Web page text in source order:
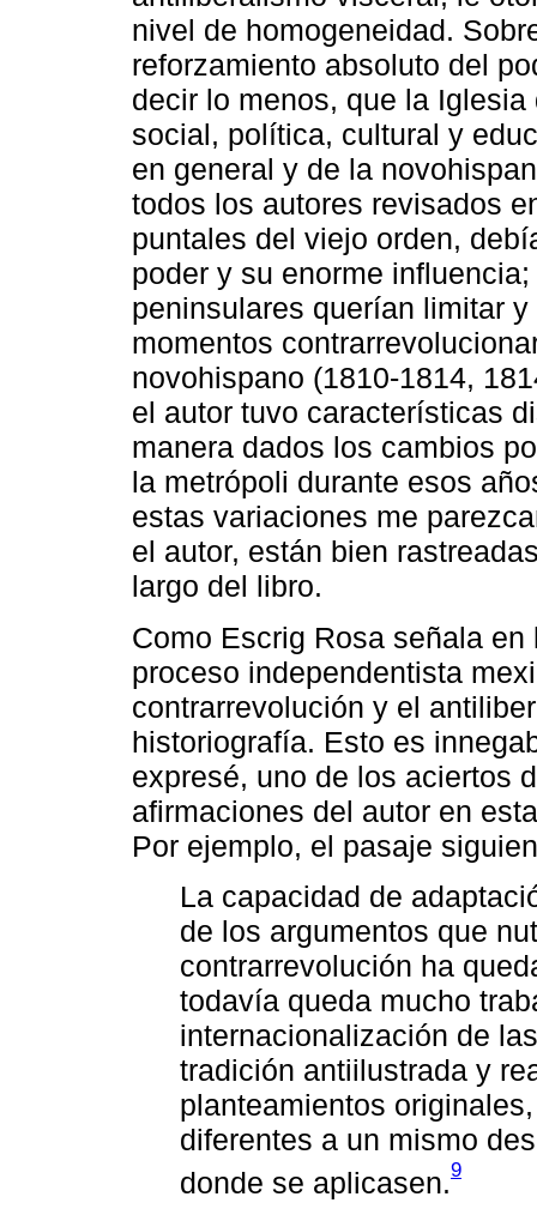
nivel de homogeneidad.
reforzamiento absoluto del
decir lo menos, que la
social, política, cultural y
en general y de la
todos los autores revisados
puntales del viejo orden,
poder y su enorme
peninsulares querían limitar
momentos
novohispano (1810-1814,
el autor tuvo características
manera dados los cambios
la metrópoli durante esos
estas variaciones me
el autor, están bien
largo del libro.
Como Escrig Rosa señala
proceso independentista
contrarrevolución y el
historiografía. Esto es
expresé, uno de los aciertos
afirmaciones del autor en
Por ejemplo, el pasaje
La capacidad de
de los argumentos que
contrarrevolución ha
todavía queda mucho
internacionalización de
tradición antiilustrada y
planteamientos
diferentes a un mismo
donde se aplicasen.9